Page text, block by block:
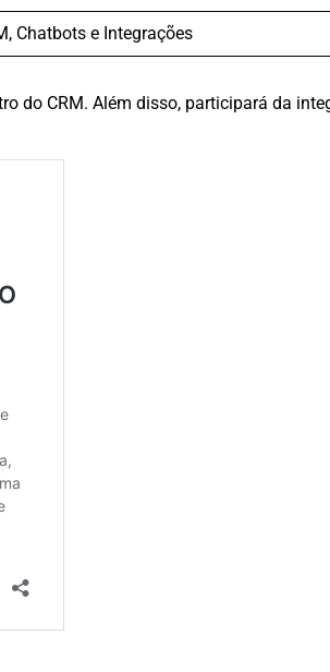
Chatbots e Integrações
do CRM. Além disso, participará da